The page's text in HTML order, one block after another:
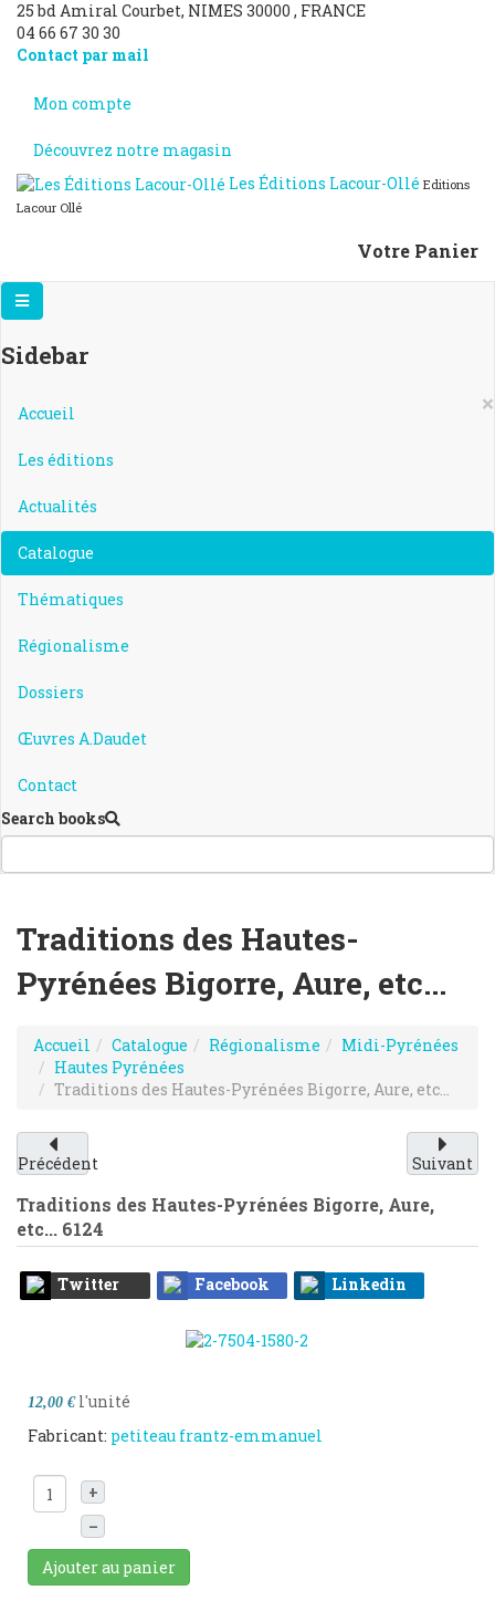
25 bd Amiral Courbet, NIMES 30000 , FRANCE
04 66 67 30 30
Contact par mail
Mon compte
Découvrez notre magasin
Les Éditions Lacour-Ollé Editions
Lacour Ollé
Votre Panier
Sidebar
×
Accueil
Les éditions
Actualités
Catalogue
Thématiques
Régionalisme
Dossiers
Œuvres A.Daudet
Contact
Search books
Traditions des Hautes-
Pyrénées Bigorre, Aure, etc...
Accueil Catalogue Régionalisme
Midi-Pyrénées
Hautes Pyrénées
Traditions des Hautes-Pyrénées Bigorre, Aure, etc...
Précédent Suivant
Traditions des Hautes-Pyrénées Bigorre, Aure,
etc... 6124
Twitter Facebook Linkedin
12,00 € l'unité
Fabricant: petiteau frantz-emmanuel
+
–
Ajouter au panier